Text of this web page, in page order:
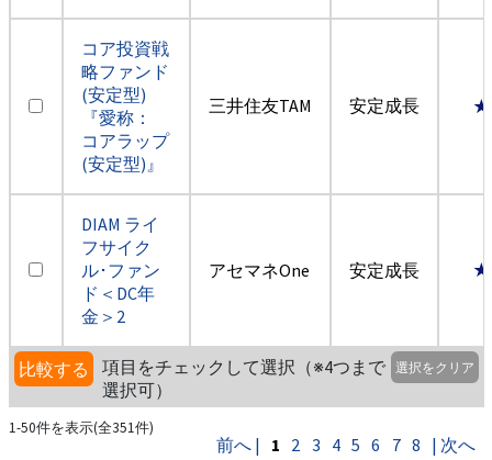
コア投資戦
略ファンド
(安定型)
『愛称：
コアラップ
(安定型)』
三井住友TAM 安定成長
DIAM ライ
フサイク
ル･ファン
ド＜DC年
金＞2
アセマネOne 安定成長
比較する
項目をチェックして選択（※4つまで
選択可）
選択をクリア
1-50件を表示(全351件)
前へ | 1 2 3 4 5 6 7 8 | 次へ